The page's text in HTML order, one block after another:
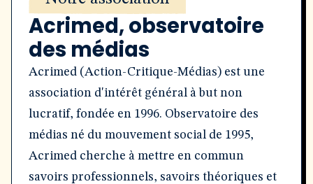
Acrimed, observatoire
des médias
Acrimed (Action-Critique-Médias) est une
association d'intérêt général à but non
lucratif, fondée en 1996. Observatoire des
médias né du mouvement social de 1995,
Acrimed cherche à mettre en commun
savoirs professionnels, savoirs théoriques et